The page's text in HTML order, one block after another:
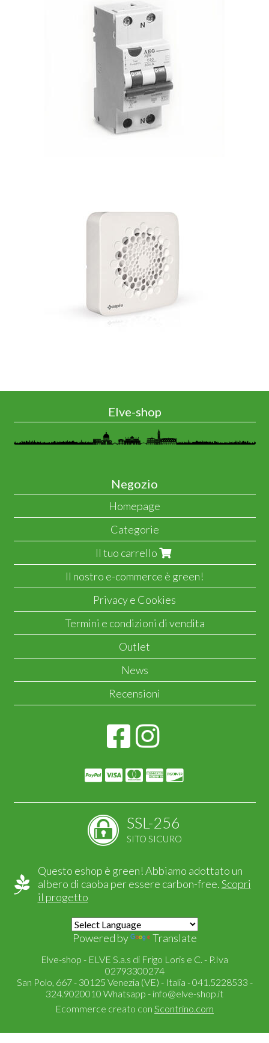
Elve-shop
Negozio
Homepage
Categorie
Il tuo carrello
Il nostro e-commerce è green!
Privacy e Cookies
Termini e condizioni di vendita
Outlet
News
Recensioni
SSL-256
SITO SICURO
Questo eshop è green! Abbiamo adottato un
albero di caoba per essere carbon-free.Scopri
il progetto
Powered by Translate
Elve-shop - ELVE S.a.s di Frigo Loris e C. - P.Iva
02793300274
San Polo, 667 - 30125 Venezia (VE) - Italia - 041.5228533 -
324.9020010 Whatsapp - info@elve-shop.it
Ecommerce creato con Scontrino.com